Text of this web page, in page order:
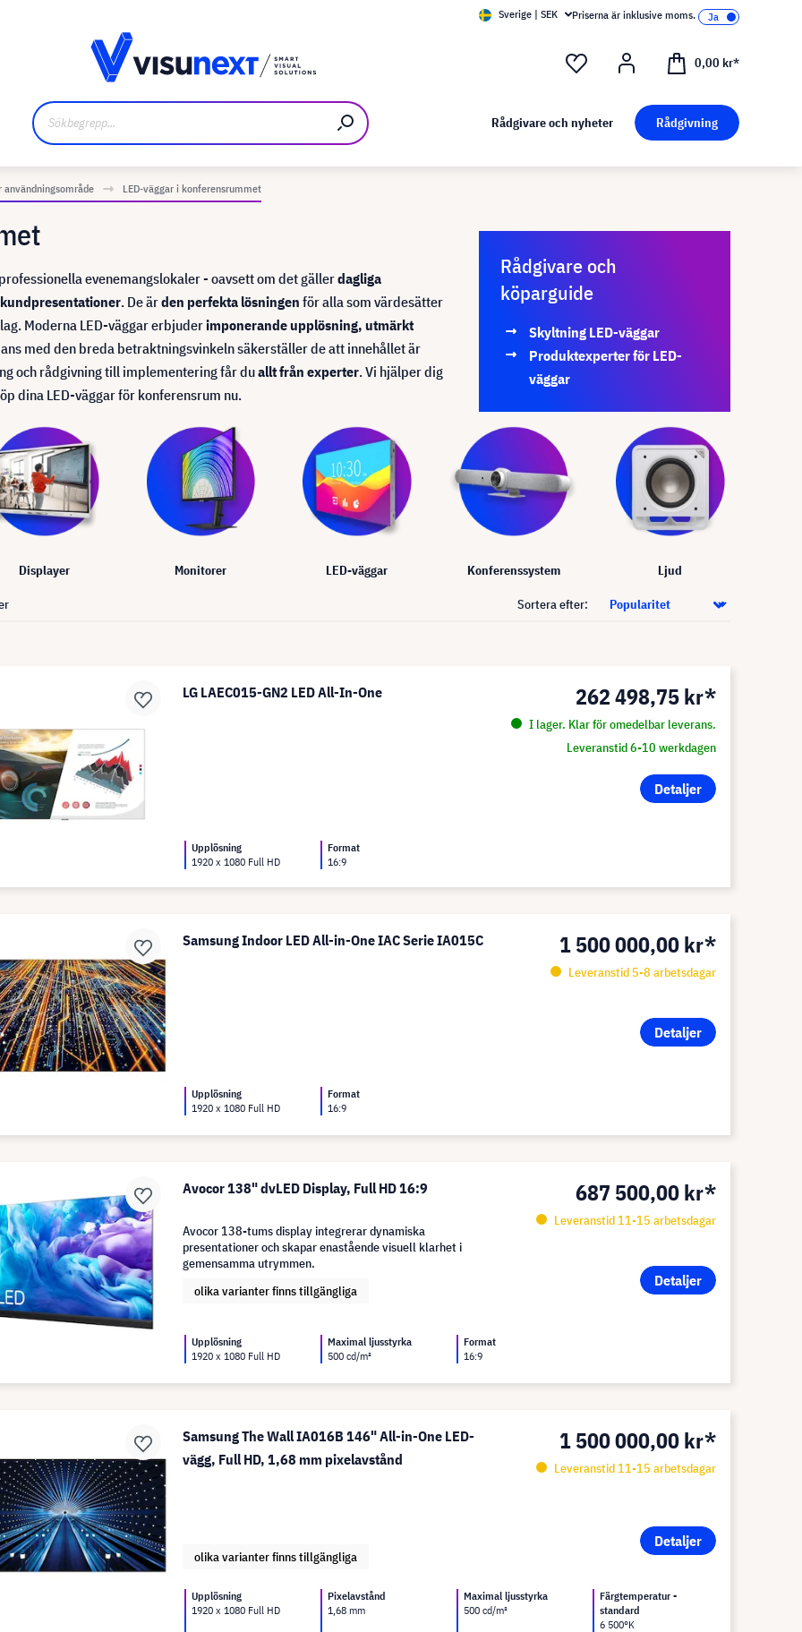
Sverige | SEK Priserna är inklusive moms.
0,00 kr*
Rådgivare och nyheter Rådgivning
användningsområde LED-väggar i konferensrummet
evenemangslokaler - oavsett om det gällerdagliga
. De ärden perfekta lösningen för alla som värdesätter
Moderna LED-väggar erbjuderimponerande upplösning, utmärkt
med den breda betraktningsvinkeln säkerställer de att innehållet är
och rådgivning till implementering får duallt från experter. Vi hjälper dig
dina LED-väggar för konferensrum nu.
Rådgivare och
köparguide
Skyltning LED-väggar
Produktexperter för LED-
väggar
Displayer Monitorer LED-väggar Konferenssystem Ljud
Sortera efter:
LG LAEC015-GN2 LED All-In-One 262 498,75 kr*
I lager. Klar för omedelbar leverans.
Leveranstid 6-10 werkdagen
Detaljer
Upplösning
1920 x 1080 Full HD
Format
16:9
Samsung Indoor LED All-in-One IAC Serie IA015C 1 500 000,00 kr*
Leveranstid 5-8 arbetsdagar
Detaljer
Upplösning
1920 x 1080 Full HD
Format
16:9
Avocor 138" dvLED Display, Full HD 16:9 687 500,00 kr*
Leveranstid 11-15 arbetsdagar
Detaljer
Avocor 138-tums display integrerar dynamiska
presentationer och skapar enastående visuell klarhet i
gemensamma utrymmen.
olika varianter finns tillgängliga
Upplösning
1920 x 1080 Full HD
Maximal ljusstyrka
500 cd/m²
Format
16:9
Samsung The Wall IA016B 146" All-in-One LED-
vägg, Full HD, 1,68 mm pixelavstånd
1 500 000,00 kr*
Leveranstid 11-15 arbetsdagar
Detaljer
olika varianter finns tillgängliga
Upplösning
1920 x 1080 Full HD
Pixelavstånd
1,68 mm
Maximal ljusstyrka
500 cd/m²
Färgtemperatur -
standard
6 500°K